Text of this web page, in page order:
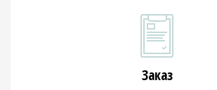
Заказ